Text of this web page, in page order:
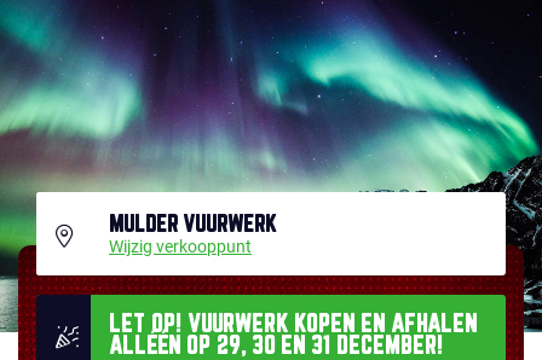
MULDER VUURWERK
Wijzig verkooppunt
LET OP! VUURWERK KOPEN EN AFHALEN
ALLÉÉN OP 29, 30 EN 31 DECEMBER!